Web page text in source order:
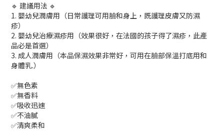
🔹 建議用法 🔹
1. 嬰幼兒潤膚用（日常護理可用臉和身上，既護理皮膚又防濕
疹）
2. 嬰幼兒治療濕疹用（效果很好，在法國的孩子得了濕疹，此產
品必是首選）
3. 成人潤膚用（本品保濕效果非常好，可用在臉部保溫打底用和
身體乳.）
✅無色素
✅無香料
✅吸收迅速
✅不油膩
✅清爽柔和